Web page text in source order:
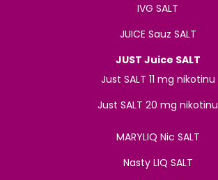
IVG SALT
JUICE Sauz SALT
JUST Juice SALT
Just SALT 11 mg nikotinu
Just SALT 20 mg nikotinu
MARYLIQ Nic SALT
Nasty LIQ SALT